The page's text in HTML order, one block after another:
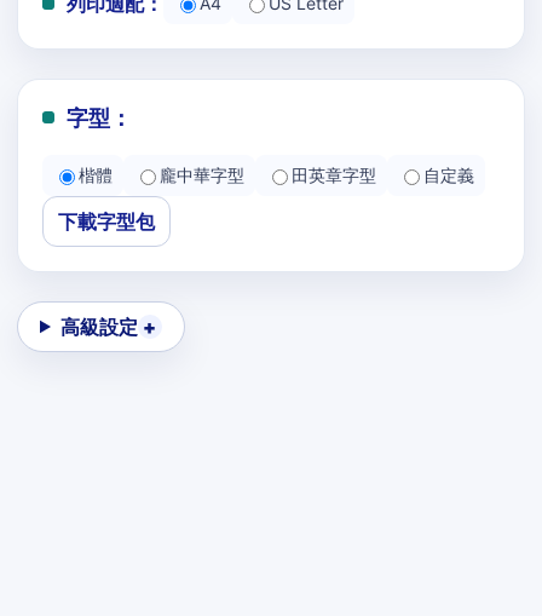
字型：
楷體 龐中華字型 田英章字型 自定義
下載字型包
高級設定